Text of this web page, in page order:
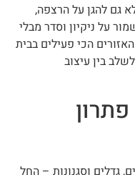
גם להגן על הרצפה,
על ניקיון וסדר מבלי
הכי פעילים בבית
בין עיצוב
גדלים וסגנונות – החל